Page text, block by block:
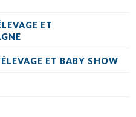
ET
ET BABY SHOW